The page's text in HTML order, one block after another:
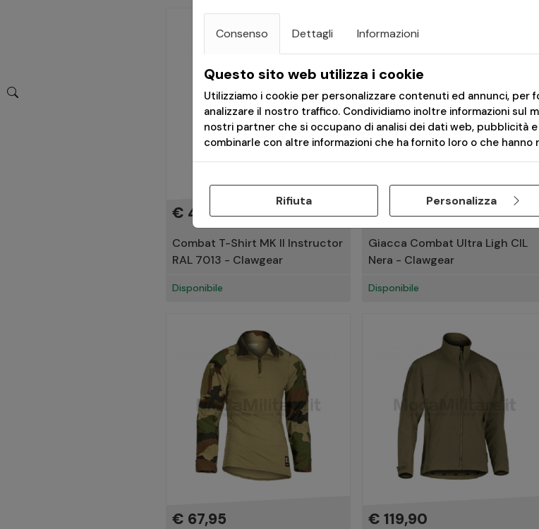
€ 40,00
Combat T-Shirt MK II Instructor
RAL 7013 - Clawgear
Disponibile
€ 79,90
Giacca Combat Ultra Ligh CIL
Nera - Clawgear
Disponibile
€ 67,95 € 119,90
Consenso Dettagli Informazioni
Questo sito web utilizza i cookie
Utilizziamo i cookie per personalizzare contenuti ed annunci, per
analizzare il nostro traffico. Condividiamo inoltre informazioni sul
nostri partner che si occupano di analisi dei dati web, pubblicità
combinarle con altre informazioni che ha fornito loro o che
Personalizza
Rifiuta